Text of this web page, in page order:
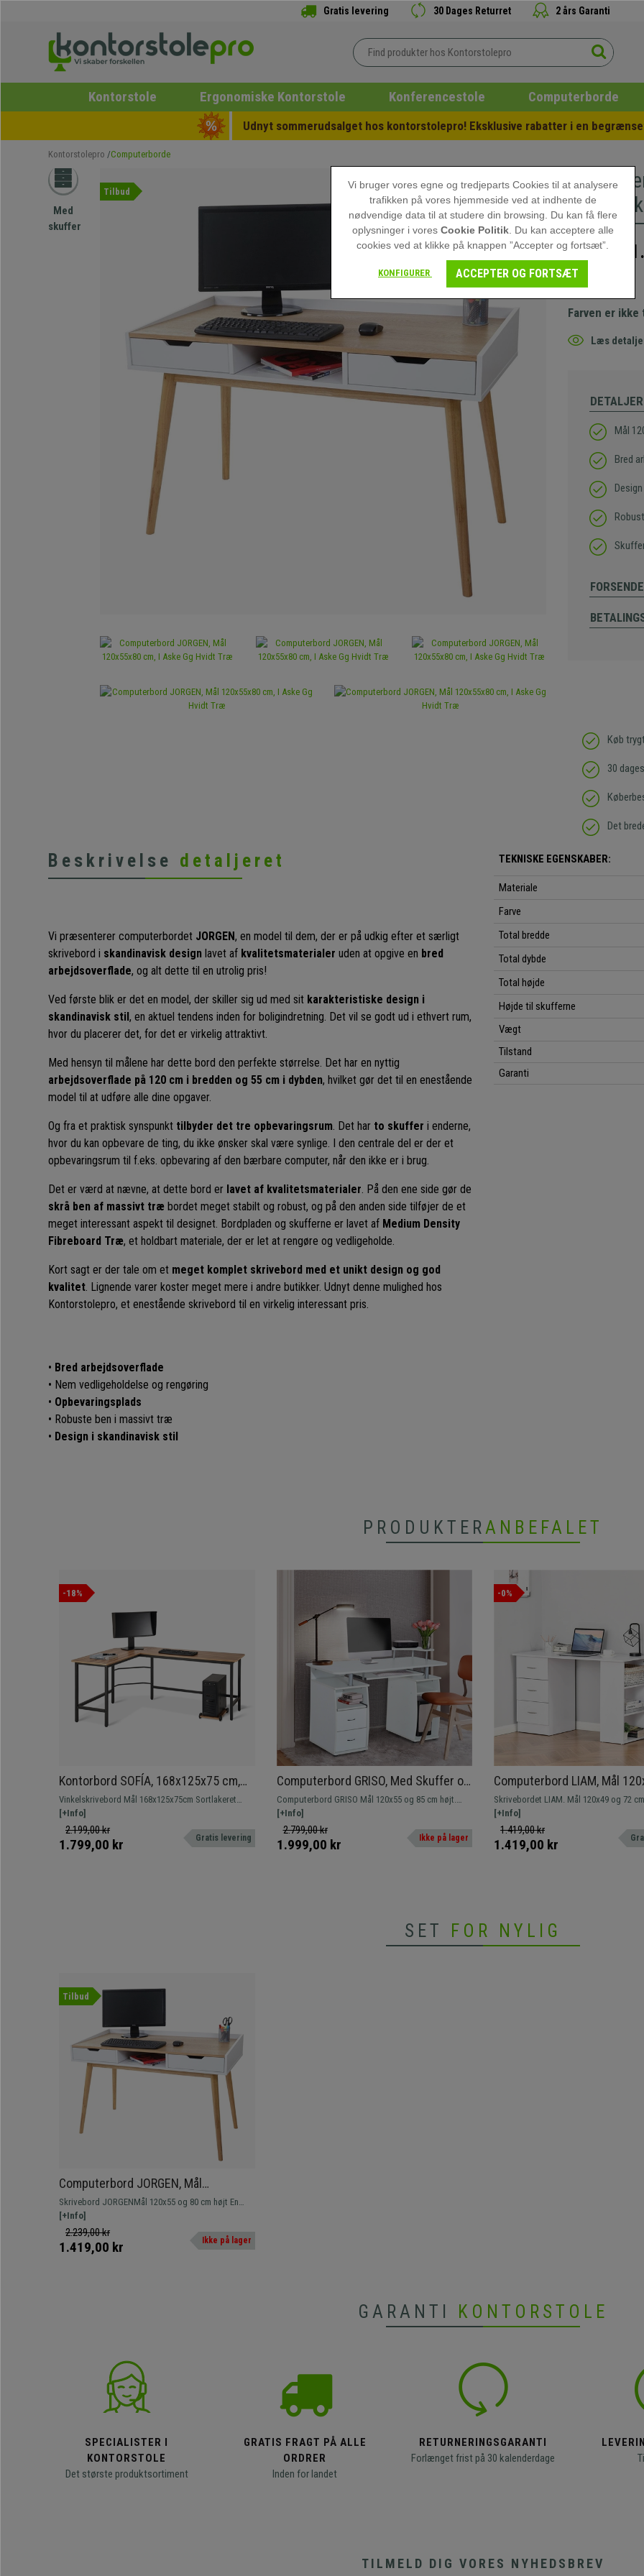
Gratis levering 30 Dages Returret 2 års Garanti
Kontorstole Ergonomiske Kontorstole Konferencestole Computerborde
Udnyt sommerudsalget hos kontorstolepro! Eksklusive rabatter i en
Kontorstolepro Computerborde
Med
skuffer
Tilbud
cm, I
2.239,00 kr
Ikke på lager
Farven er
Læs
DETALJER
Mål
Bred
Køb
30
Det
Beskrivelse detaljeret
Vi præsenterer computerbordet JORGEN, en model til dem, der er på udkig efter et særligt
skrivebord i skandinavisk design lavet af kvalitetsmaterialer uden at opgive en bred
arbejdsoverflade, og alt dette til en utrolig pris!
Ved første blik er det en model, der skiller sig ud med sit karakteristiske design i
skandinavisk stil, en aktuel tendens inden for boligindretning. Det vil se godt ud i ethvert rum,
hvor du placerer det, for det er virkelig attraktivt.
Med hensyn til målene har dette bord den perfekte størrelse. Det har en nyttig
arbejdsoverflade på 120 cm i bredden og 55 cm i dybden, hvilket gør det til en enestående
model til at udføre alle dine opgaver.
Og fra et praktisk synspunkt tilbyder det tre opbevaringsrum. Det har to skuffer i enderne,
hvor du kan opbevare de ting, du ikke ønsker skal være synlige. I den centrale del er der et
opbevaringsrum til f.eks. opbevaring af den bærbare computer, når den ikke er i brug.
Det er værd at nævne, at dette bord er lavet af kvalitetsmaterialer. På den ene side gør de
skrå ben af massivt træ bordet meget stabilt og robust, og på den anden side tilføjer de et
meget interessant aspekt til designet. Bordpladen og skufferne er lavet af Medium Density
Fibreboard Træ, et holdbart materiale, der er let at rengøre og vedligeholde.
Kort sagt er der tale om et meget komplet skrivebord med et unikt design og god
kvalitet. Lignende varer koster meget mere i andre butikker. Udnyt denne mulighed hos
Kontorstolepro, et enestående skrivebord til en virkelig interessant pris.
• Bred arbejdsoverflade
• Nem vedligeholdelse og rengøring
• Opbevaringsplads
• Robuste ben i massivt træ
• Design i skandinavisk stil
TEKNISKE EGENSKABER:
Materiale
Farve
Total bredde
Total dybde
Total højde
Højde til skufferne
Vægt
Tilstand
Garanti
PRODUKTERANBEFALET
-18%
Kontorbord SOFÍA, 168x125x75 cm,
Metalstel I Sort, Træoverflade I Eg
Vinkelskrivebord Mål 168x125x75cm Sortlakeret
metalstel
[+Info]
2.199,00 kr
1.799,00 kr Gratis levering
Computerbord GRISO, Med Skuffer og
Tastaturholder, Mål 120x55x85 cm, I
Træ, Hvid Farve
Computerbord GRISO Mål 120x55 og 85 cm højt.
Model med bred overflade, tastaturholder og
opbevaringsplads.
[+Info]
2.799,00 kr
1.999,00 kr Ikke på lager
-0%
Computerbord LIAM, Mål
cm, I Træ, Hvid Farve
Skrivebordet LIAM. Mål 120x49 og 72 cm højt. Model
med et enkelt design, der perfekt
anvendelig overflade og
[+Info]
1.419,00 kr
1.419,00 kr
SET FOR NYLIG
Tilbud
Computerbord JORGEN, Mål
120x55x80 cm, I Aske Gg Hvidt Træ
Skrivebord JORGENMål 120x55 og 80 cm højt En
model med et smukt skandinavisk design, der vil se
perfekt ud i ethvert rum.
[+Info]
2.239,00 kr
1.419,00 kr Ikke på lager
GARANTI KONTORSTOLE
SPECIALISTER I
KONTORSTOLE
Det største produktsortiment
GRATIS FRAGT PÅ ALLE
ORDRER
Inden for landet
RETURNERINGSGARANTI
Forlænget frist på 30 kalenderdage
TILMELD DIG VORES NYHEDSBREV
Vi bruger vores egne og tredjeparts Cookies til at analysere
trafikken på vores hjemmeside ved at indhente de
nødvendige data til at studere din browsing. Du kan få flere
oplysninger i vores Cookie Politik. Du kan acceptere alle
cookies ved at klikke på knappen ”Accepter og fortsæt”.
KONFIGURER ACCEPTER OG FORTSÆT